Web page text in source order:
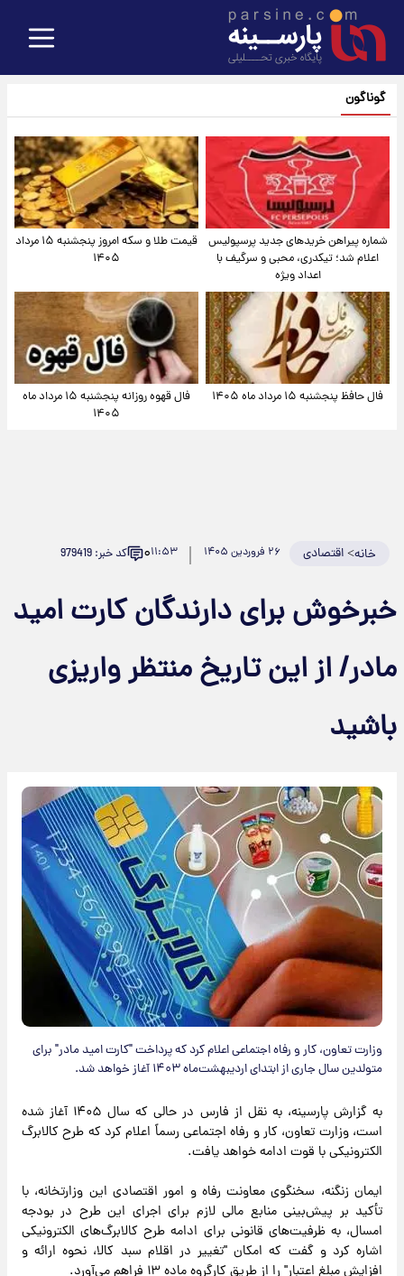
گوناگون
شماره پیراهن خریدهای جدید پرسپولیس
اعلام شد؛ تیکدری، محبی و سرگیف با
اعداد ویژه
قیمت طلا و سکه امروز پنجشنبه ۱۵ مرداد
۱۴۰۵
فال حافظ پنجشنبه ۱۵ مرداد ماه ۱۴۰۵
فال قهوه روزانه پنجشنبه ۱۵ مرداد ماه
۱۴۰۵
خانه>اقتصادی ۲۶ فروردین ۱۴۰۵ ۱۱:۵۳۰ کد خبر: 979419
خبرخوش برای دارندگان کارت امید
مادر/ از این تاریخ منتظر واریزی
باشید
وزارت تعاون، کار و رفاه اجتماعی اعلام کرد که پرداخت "کارت امید مادر" برای
متولدین سال جاری از ابتدای اردیبهشت‌ماه ۱۴۰۳ آغاز خواهد شد.
به گزارش پارسینه، به نقل از فارس در حالی که سال ۱۴۰۵ آغاز شده
است، وزارت تعاون، کار و رفاه اجتماعی رسماً اعلام کرد که طرح کالابرگ
الکترونیکی با قوت ادامه خواهد یافت.
ایمان زنگنه، سخنگوی معاونت رفاه و امور اقتصادی این وزارتخانه، با
تأکید بر پیش‌بینی منابع مالی لازم برای اجرای این طرح در بودجه
امسال، به ظرفیت‌های قانونی برای ادامه طرح کالابرگ‌های الکترونیکی
اشاره کرد و گفت که امکان "تغییر در اقلام سبد کالا، نحوه ارائه و
افزایش مبلغ اعتبار" را از طریق کارگروه ماده ۱۳ فراهم می‌آورد.